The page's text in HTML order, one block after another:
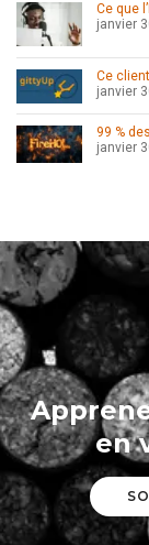
Ce que
janvier
Ce
janvier
99 %
janvier
en